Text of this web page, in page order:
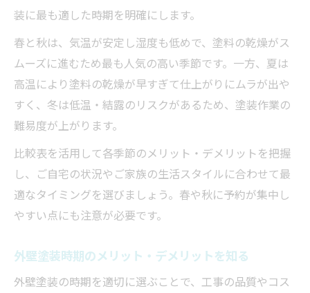
装に最も適した時期を明確にします。
春と秋は、気温が安定し湿度も低めで、塗料の乾燥がス
ムーズに進むため最も人気の高い季節です。一方、夏は
高温により塗料の乾燥が早すぎて仕上がりにムラが出や
すく、冬は低温・結露のリスクがあるため、塗装作業の
難易度が上がります。
比較表を活用して各季節のメリット・デメリットを把握
し、ご自宅の状況やご家族の生活スタイルに合わせて最
適なタイミングを選びましょう。春や秋に予約が集中し
やすい点にも注意が必要です。
外壁塗装時期のメリット・デメリットを知る
外壁塗装の時期を適切に選ぶことで、工事の品質やコス